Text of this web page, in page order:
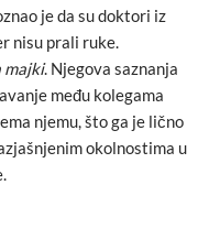
je da su doktori iz
nisu prali ruke.
majki. Njegova saznanja
među kolegama
njemu, što ga je lično
okolnostima u